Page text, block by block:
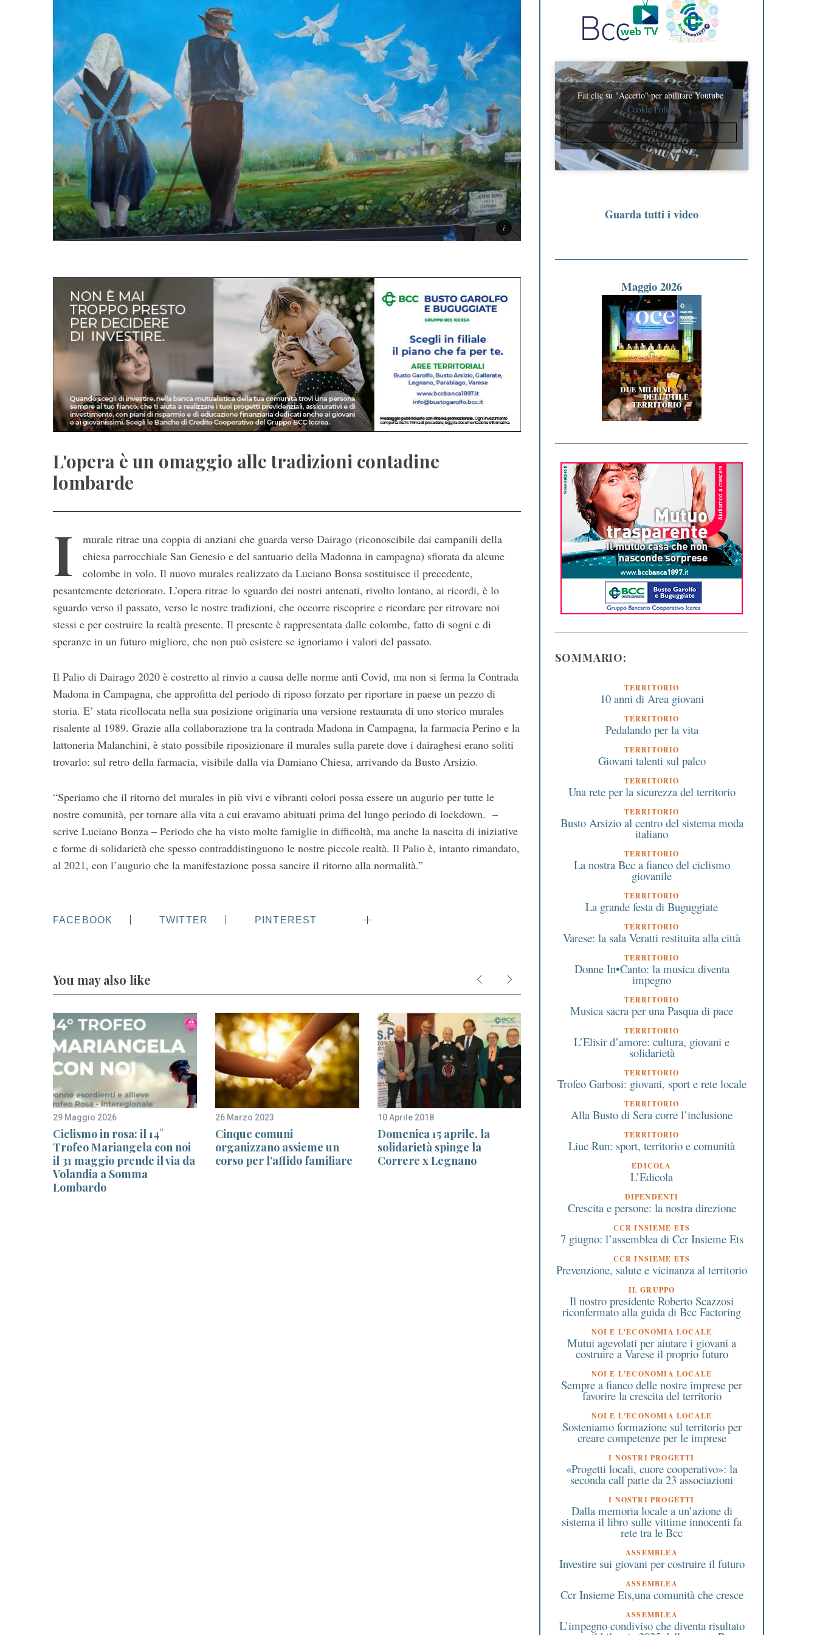
L'opera è un omaggio alle tradizioni contadine
lombarde
I
murale ritrae una coppia di anziani che guarda verso Dairago (riconoscibile dai campanili della
chiesa parrocchiale San Genesio e del santuario della Madonna in campagna) sfiorata da alcune
colombe in volo. Il nuovo murales realizzato da Luciano Bonsa sostituisce il precedente,
pesantemente deteriorato. L’opera ritrae lo sguardo dei nostri antenati, rivolto lontano, ai ricordi, è lo
sguardo verso il passato, verso le nostre tradizioni, che occorre riscoprire e ricordare per ritrovare noi
stessi e per costruire la realtà presente. Il presente è rappresentata dalle colombe, fatto di sogni e di
speranze in un futuro migliore, che non può esistere se ignoriamo i valori del passato.
Il Palio di Dairago 2020 è costretto al rinvio a causa delle norme anti Covid, ma non si ferma la Contrada
Madona in Campagna, che approfitta del periodo di riposo forzato per riportare in paese un pezzo di
storia. E’ stata ricollocata nella sua posizione originaria una versione restaurata di uno storico murales
risalente al 1989. Grazie alla collaborazione tra la contrada Madona in Campagna, la farmacia Perino e la
lattoneria Malanchini, è stato possibile riposizionare il murales sulla parete dove i dairaghesi erano soliti
trovarlo: sul retro della farmacia, visibile dalla via Damiano Chiesa, arrivando da Busto Arsizio.
“Speriamo che il ritorno del murales in più vivi e vibranti colori possa essere un augurio per tutte le
nostre comunità, per tornare alla vita a cui eravamo abituati prima del lungo periodo di lockdown. –
scrive Luciano Bonza – Periodo che ha visto molte famiglie in difficoltà, ma anche la nascita di iniziative
e forme di solidarietà che spesso contraddistinguono le nostre piccole realtà. Il Palio è, intanto rimandato,
al 2021, con l’augurio che la manifestazione possa sancire il ritorno alla normalità.”
FACEBOOK TWITTER PINTEREST
You may also like
29 Maggio 2026
Ciclismo in rosa: il 14°
Trofeo Mariangela con noi
il 31 maggio prende il via da
Volandia a Somma
Lombardo
26 Marzo 2023
Cinque comuni
organizzano assieme un
corso per l’affido familiare
10 Aprile 2018
Domenica 15 aprile, la
solidarietà spinge la
Correre x Legnano
17 Gennaio 2021
S. Antonio, sono più di 38
milioni gli animali delle
17 Luglio 2017
salvare una vita
Fai clic su "Accetto" per abilitare Youtube
Cookie Policy
ACCETTO
Guarda tutti i video
Maggio 2026
SOMMARIO:
TERRITORIO
10 anni di Area giovani
TERRITORIO
Pedalando per la vita
TERRITORIO
Giovani talenti sul palco
TERRITORIO
Una rete per la sicurezza del territorio
TERRITORIO
Busto Arsizio al centro del sistema moda
italiano
TERRITORIO
La nostra Bcc a fianco del ciclismo
giovanile
TERRITORIO
La grande festa di Buguggiate
TERRITORIO
Varese: la sala Veratti restituita alla città
TERRITORIO
Donne In•Canto: la musica diventa
impegno
TERRITORIO
Musica sacra per una Pasqua di pace
TERRITORIO
L’Elisir d’amore: cultura, giovani e
solidarietà
TERRITORIO
Trofeo Garbosi: giovani, sport e rete locale
TERRITORIO
Alla Busto di Sera corre l’inclusione
TERRITORIO
Liuc Run: sport, territorio e comunità
EDICOLA
L’Edicola
DIPENDENTI
Crescita e persone: la nostra direzione
CCR INSIEME ETS
7 giugno: l’assemblea di Ccr Insieme Ets
CCR INSIEME ETS
Prevenzione, salute e vicinanza al territorio
IL GRUPPO
Il nostro presidente Roberto Scazzosi
riconfermato alla guida di Bcc Factoring
NOI E L'ECONOMIA LOCALE
Mutui agevolati per aiutare i giovani a
costruire a Varese il proprio futuro
NOI E L'ECONOMIA LOCALE
Sempre a fianco delle nostre imprese per
favorire la crescita del territorio
NOI E L'ECONOMIA LOCALE
Sosteniamo formazione sul territorio per
creare competenze per le imprese
I NOSTRI PROGETTI
«Progetti locali, cuore cooperativo»: la
seconda call parte da 23 associazioni
I NOSTRI PROGETTI
Dalla memoria locale a un’azione di
sistema il libro sulle vittime innocenti fa
rete tra le Bcc
ASSEMBLEA
Investire sui giovani per costruire il futuro
ASSEMBLEA
Ccr Insieme Ets,una comunità che cresce
ASSEMBLEA
L’impegno condiviso che diventa risultato
e
a
r
h
f
o